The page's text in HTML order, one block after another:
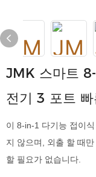
JMK 스마트
전기 3 포트
이 8-in-1 다기능 접이
지 않으며, 외출 할 때
할 필요가 없습니다.